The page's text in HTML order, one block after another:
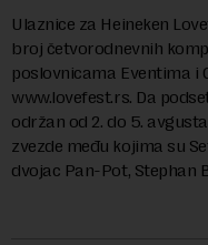
Ulaznice za Heineken
broj četvorodnevnih
poslovnicama Eventima i
www.lovefest.rs. Da
održan od 2. do 5.
zvezde među kojima su
dvojac Pan-Pot, Stephan